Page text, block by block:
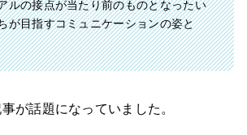
ルの接点が当たり前のものとなったい
が目指すコミュニケーションの姿と
が話題になっていました。